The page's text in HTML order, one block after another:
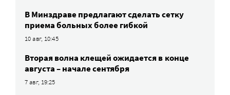
В Минздраве предлагают сделать сетку
приема больных более гибкой
10 авг, 10:45
Вторая волна клещей ожидается в конце
августа – начале сентября
7 авг, 19:25